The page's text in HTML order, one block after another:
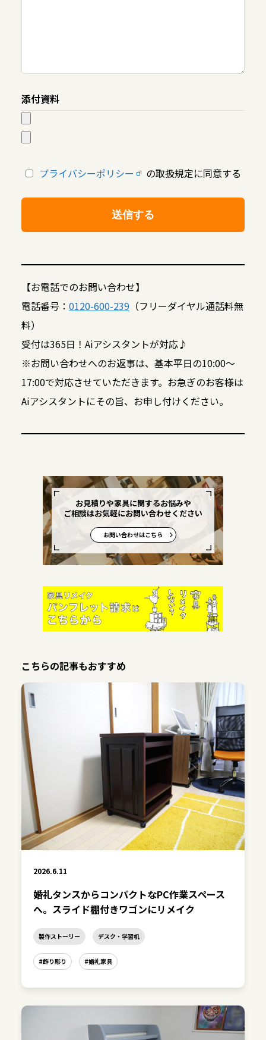
添付資料
プライバシーポリシー の取扱規定に同意する
【お電話でのお問い合わせ】
電話番号： 0120-600-239（フリーダイヤル通話料無
料）
受付は365日！Aiアシスタントが対応♪
※お問い合わせへのお返事は、基本平日の10:00～
17:00で対応させていただきます。お急ぎのお客様は
Aiアシスタントにその旨、お申し付けください。
お見積りや家具に関するお悩みや
ご相談はお気軽にお問い合わせください
お問い合わせはこちら
こちらの記事もおすすめ
2026.6.11
婚礼タンスからコンパクトなPC作業スペース
へ。スライド棚付きワゴンにリメイク
製作ストーリー デスク・学習机
#飾り彫り #婚礼家具